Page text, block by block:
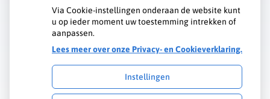
Uw Zorg Online|Beheer
Via Cookie-instellingen onderaan de website kunt
u op ieder moment uw toestemming intrekken of
aanpassen.
Lees meer over onze Privacy- en Cookieverklaring.
Instellingen